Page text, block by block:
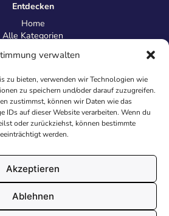
verwalten
zu bieten, verwenden wir Technologien wie
zu speichern und/oder darauf zuzugreifen.
zustimmst, können wir Daten wie das
IDs auf dieser Website verarbeiten. Wenn du
oder zurückziehst, können bestimmte
werden.
Akzeptieren
Ablehnen
Entdecken
Home
Alle Kategorien
Information
Über uns
Kontakt
Inhaltsrichtlinien
& Datenschutz
Impressum
AGB
Cookies